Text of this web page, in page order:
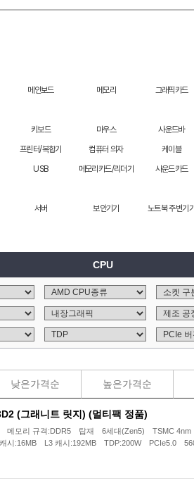
메인보드 메모리 그래픽카드
키보드 마우스 사운드바
프린터/복합기 컴퓨터 의자 케이블
USB 메모리카드/리더기 사운드카드
서버 보안기기 노트북 주변기기